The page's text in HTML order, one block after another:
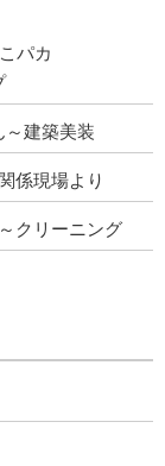
パカ
建築美装
係現場より
クリーニング